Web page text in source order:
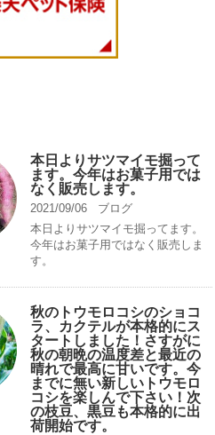
本日よりサツマイモ掘って
ます。今年はお菓子用では
なく販売します。
2021/09/06
ブログ
本日よりサツマイモ掘ってます。
今年はお菓子用ではなく販売しま
す。
秋のトウモロコシのショコ
ラ、カクテルが本格的にス
タートしました！さすがに
秋の朝晩の温度差と最近の
晴れで最高に甘いです。今
までに無い新しいトウモロ
コシを楽しんで下さい！次
の枝豆、黒豆も本格的に出
荷開始です。